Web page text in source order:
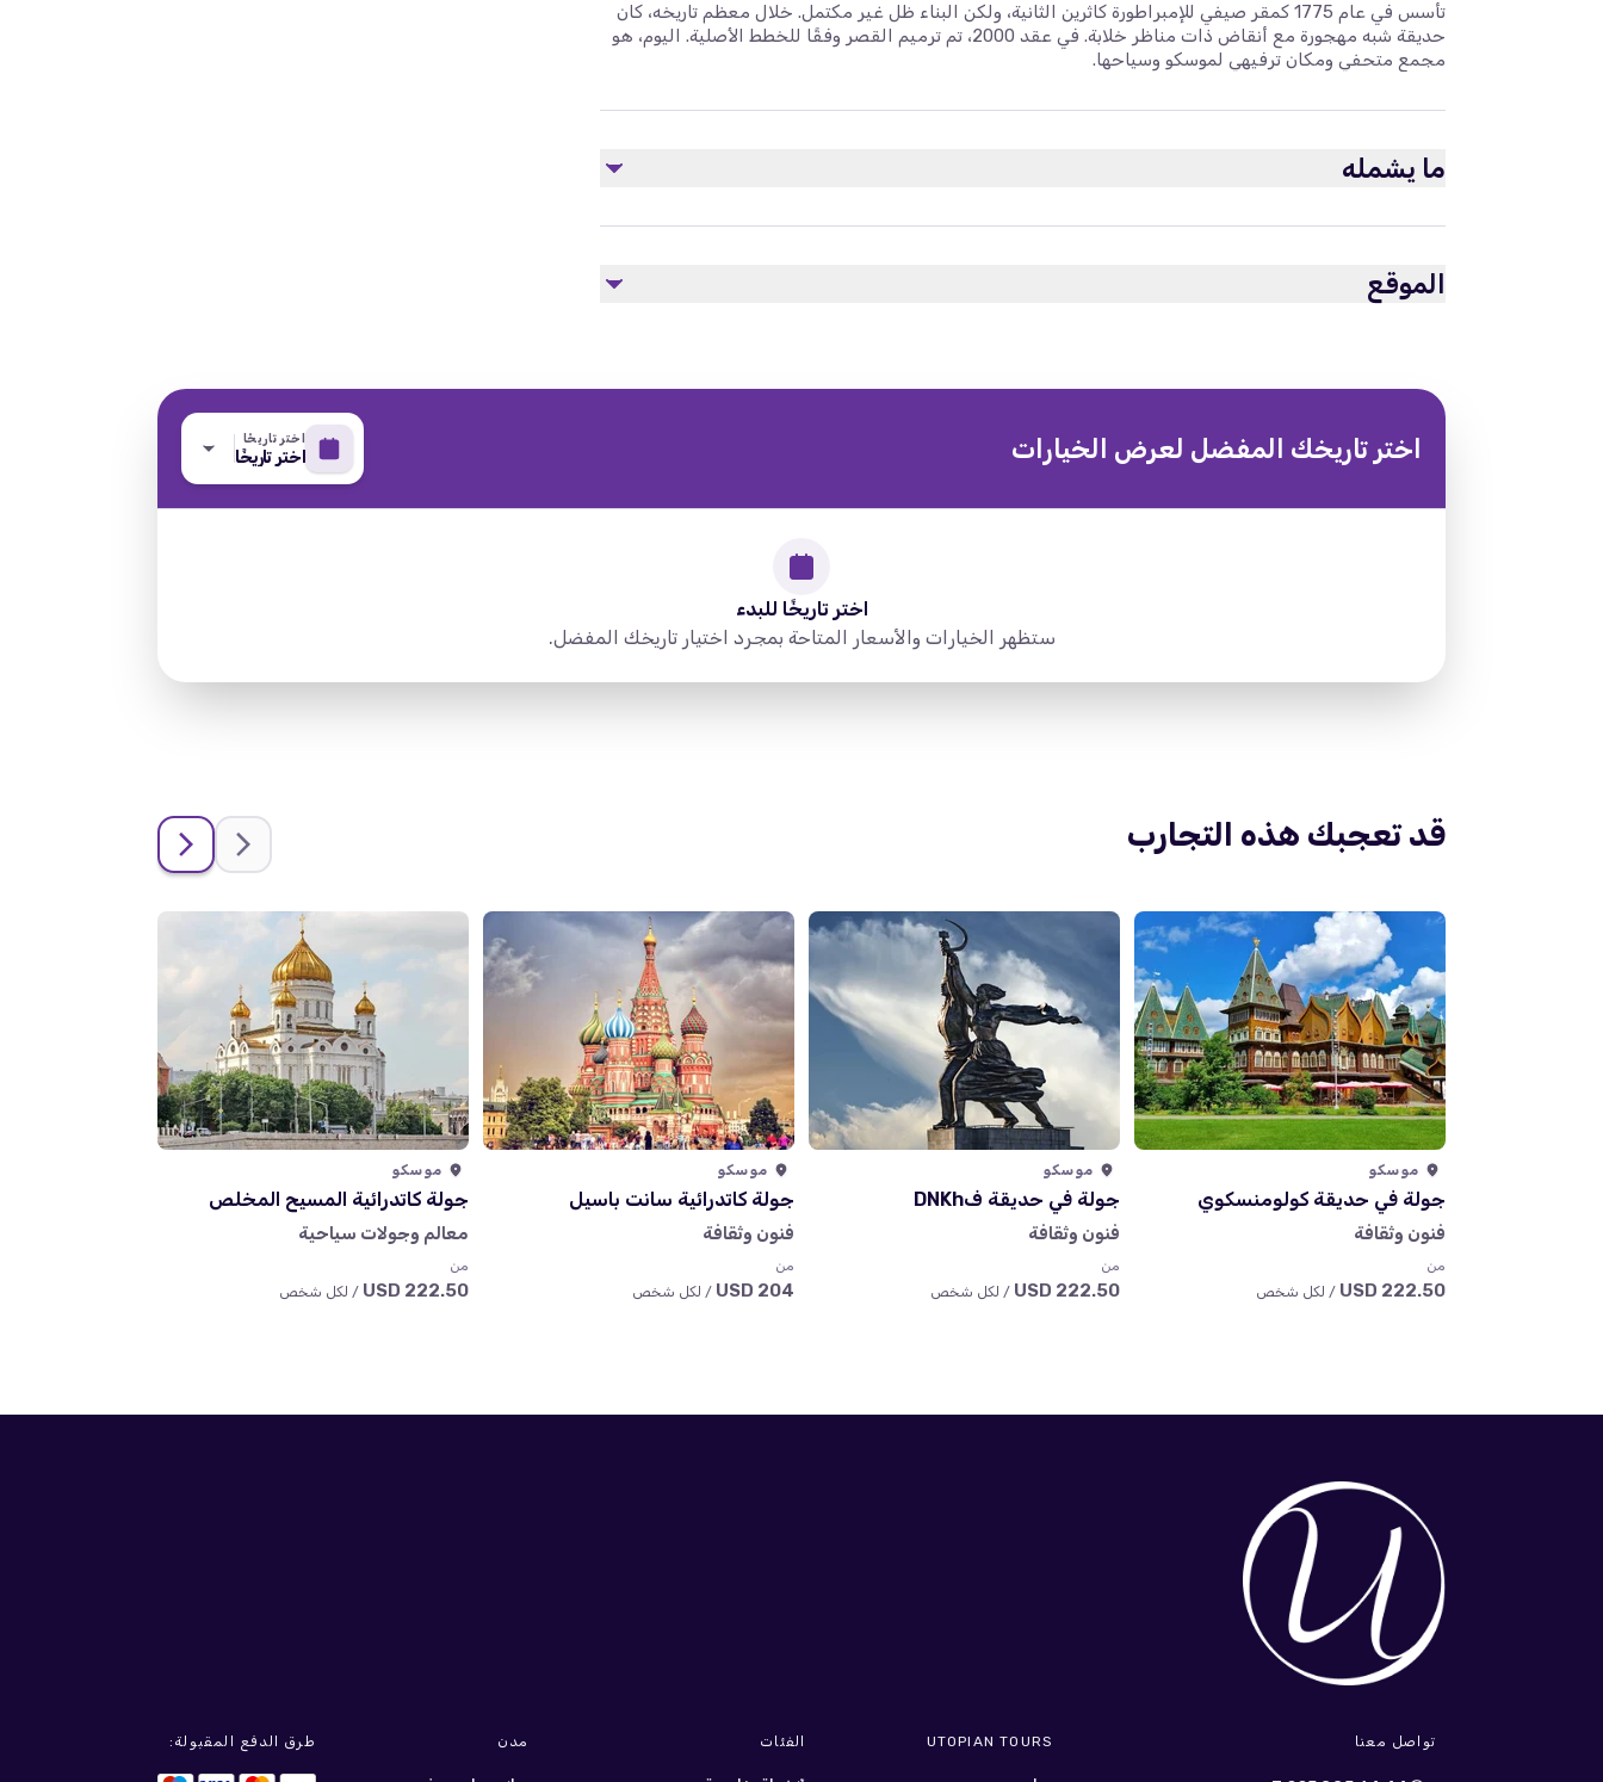
تأسس في عام 1775 كمقر صيفي للإمبراطورة كاثرين الثانية، ولكن البناء ظل غير مكتمل. خلال معظم تاريخه، كان
حديقة شبه مهجورة مع أنقاض ذات مناظر خلابة. في عقد 2000، تم ترميم القصر وفقًا للخطط الأصلية. اليوم، هو
مجمع متحفي ومكان ترفيهي لموسكو وسياحها.
ما يشمله
مشمول
جولة خاصة
غير مشمول
الموقع
Russia, Moscow, Орехово-Борисово Северное, 115551, Дольская Улица 1с6
اختر تاريخك المفضل لعرض الخيارات اختر تاريخًا
اختر تاريخًا
اختر تاريخًا للبدء
ستظهر الخيارات والأسعار المتاحة بمجرد اختيار تاريخك المفضل.
قد تعجبك هذه التجارب
موسكو
جولة في حديقة كولومنسكوي
فنون وثقافة
من
222.50 USD / لكل شخص
موسكو
جولة في حديقة فDNKh
فنون وثقافة
من
222.50 USD / لكل شخص
موسكو
جولة كاتدرائية سانت باسيل
فنون وثقافة
من
204 USD / لكل شخص
موسكو
جولة كاتدرائية المسيح المخلص
معالم وجولات سياحية
من
222.50 USD / لكل شخص
تواصل معنا UTOPIAN TOURS الفئات مدن طرق الدفع المقبولة: